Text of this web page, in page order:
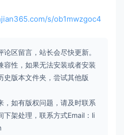
s/ob1mwzgoc4
区留言，站长会尽快更新。
容性，如果无法安装或者安装
史版本文件夹，尝试其他版
，如有版权问题，请及时联系
下架处理，联系方式Email：li